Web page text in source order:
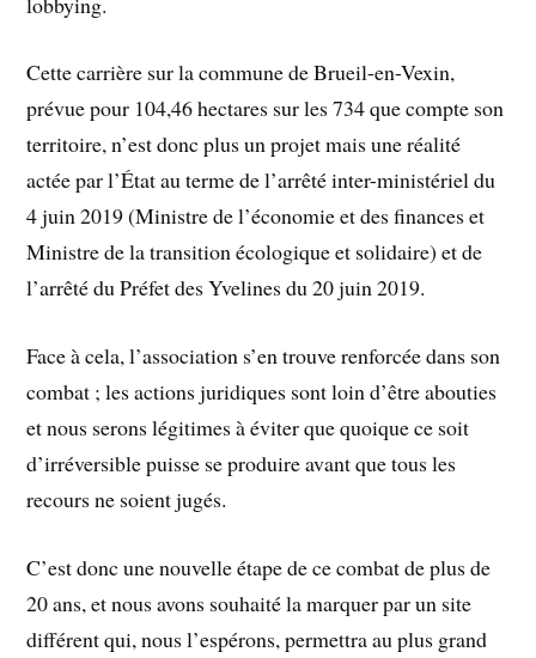
Cette carrière sur la commune de Brueil-en-Vexin,
prévue pour 104,46 hectares sur les 734 que compte son
territoire, n’est donc plus un projet mais une réalité
actée par l’État au terme de l’arrêté inter-ministériel du
4 juin 2019 (Ministre de l’économie et des finances et
Ministre de la transition écologique et solidaire) et de
l’arrêté du Préfet des Yvelines du 20 juin 2019.
Face à cela, l’association s’en trouve renforcée dans son
combat ; les actions juridiques sont loin d’être abouties
et nous serons légitimes à éviter que quoique ce soit
d’irréversible puisse se produire avant que tous les
recours ne soient jugés.
C’est donc une nouvelle étape de ce combat de plus de
20 ans, et nous avons souhaité la marquer par un site
différent qui, nous l’espérons, permettra au plus grand